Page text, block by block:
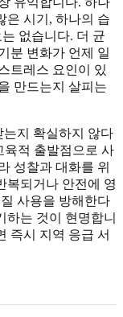
은 시기, 하나의 습
없습니다. 더 균
분 변화가 언제 일
트레스 요인이 있
만드는지 살피는
지 확실하지 않다
육적 출발점으로 사
성찰과 대화를 위
복되거나 안전에 영
사용을 방해한다
하는 것이 현명합니
즉시 지역 응급 서